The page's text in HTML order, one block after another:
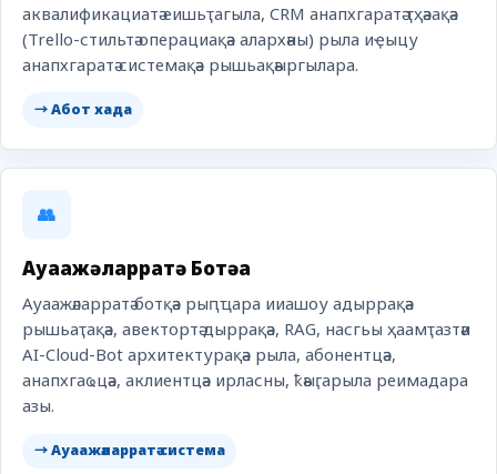
аквалификациатә еишьҭагыла, CRM анапхгаратә ҭҳәаақәа
(Trello-стильтә операциақәа алархәны) рыла иҿыцу
анапхгаратә системақәа рышьақәыргылара.
→ Абот хада
👥
Ауаажәларратә Ботқәа
Ауаажәларратә ботқәа рыԥҵара ииашоу адыррақәа
рышьаҭақәа, авектортә дыррақәа, RAG, насгьы ҳаамҭазтәи
AI-Cloud-Bot архитектурақәа рыла, абонентцәа,
анапхгаҩцәа, аклиентцәа ирласны, ҟәыӷарыла реимадара
азы.
→ Ауаажәларратә система